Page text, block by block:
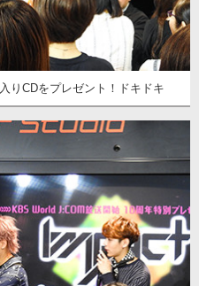
りCDをプレゼント！ドキドキ